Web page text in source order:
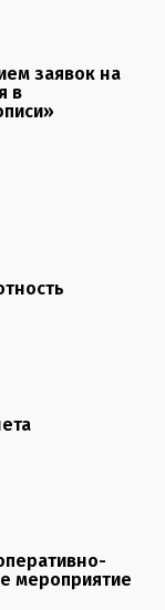
заявок на
в
мероприятие